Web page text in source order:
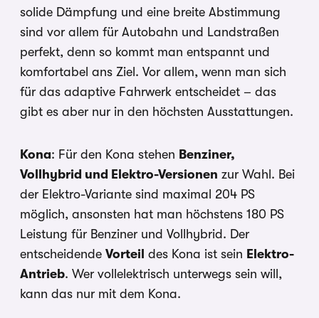
solide Dämpfung und eine breite Abstimmung
sind vor allem für Autobahn und Landstraßen
perfekt, denn so kommt man entspannt und
komfortabel ans Ziel. Vor allem, wenn man sich
für das adaptive Fahrwerk entscheidet – das
gibt es aber nur in den höchsten Ausstattungen.
Kona: Für den Kona stehen Benziner,
Vollhybrid und Elektro-Versionen zur Wahl. Bei
der Elektro-Variante sind maximal 204 PS
möglich, ansonsten hat man höchstens 180 PS
Leistung für Benziner und Vollhybrid. Der
entscheidende Vorteil des Kona ist sein Elektro-
Antrieb. Wer vollelektrisch unterwegs sein will,
kann das nur mit dem Kona.